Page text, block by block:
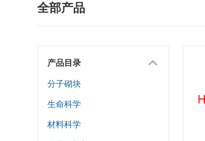
全部产品
产品目录
分子砌块
生命科学
材料科学